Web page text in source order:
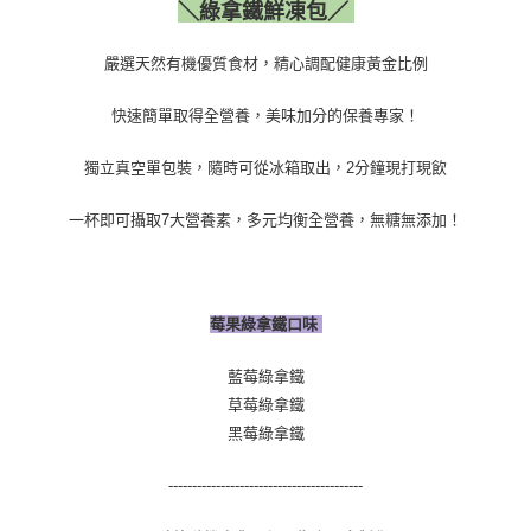
＼綠拿鐵鮮凍包／
嚴選天然有機優質食材，精心調配健康黃金比例
快速簡單取得全營養，美味加分的保養專家！
獨立真空單包裝，隨時可從冰箱取出，2分鐘現打現飲
一杯即可攝取7大營養素，多元均衡全營養，無糖無添加！
莓果綠拿鐵口味
藍莓綠拿鐵
草莓綠拿鐵
黑莓綠拿鐵
-----------------------------------------